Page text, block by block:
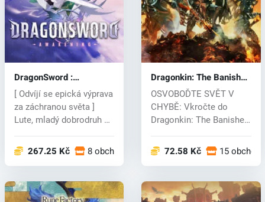
DragonSword :
Awakening (PC) key
[ Odvíjí se epická výprava
za záchranou světa ]
Lute, mladý dobrodruh na
267.25 Kč 8 obchodech
Dragonkin: The Banished
(PC) key
OSVOBOĎTE SVĚT V
CHYBĚ: Vkročte do
Dragonkin: The Banished,
72.58 Kč 15